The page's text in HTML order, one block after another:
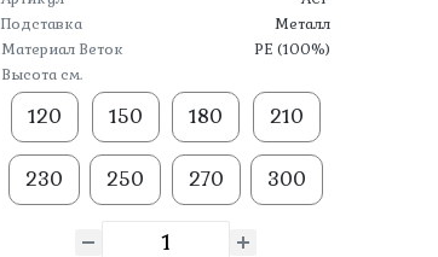
Подставка
Металл
Материал Веток
PE (100%)
Высота см.
120 150 180 210
230 250 270 300